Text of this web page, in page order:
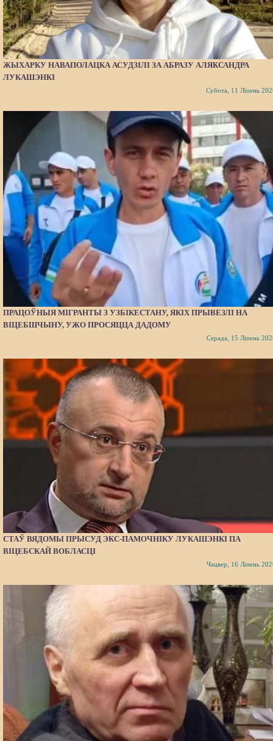
ЖЫХАРКУ НАВАПОЛАЦКА АСУДЗІЛІ ЗА АБРАЗУ АЛЯКСАНДРА
ЛУКАШЭНКІ
Субота, 11 Ліпень
ПРАЦОЎНЫЯ МІГРАНТЫ З УЗБІКЕСТАНУ, ЯКІХ ПРЫВЕЗЛІ НА
ВІЦЕБШЧЫНУ, УЖО ПРОСЯЦЦА ДАДОМУ
Серада, 15 Ліпень
СТАЎ ВЯДОМЫ ПРЫСУД ЭКС-ПАМОЧНІКУ ЛУКАШЭНКІ ПА
ВІЦЕБСКАЙ ВОБЛАСЦІ
Чацвер, 16 Ліпень